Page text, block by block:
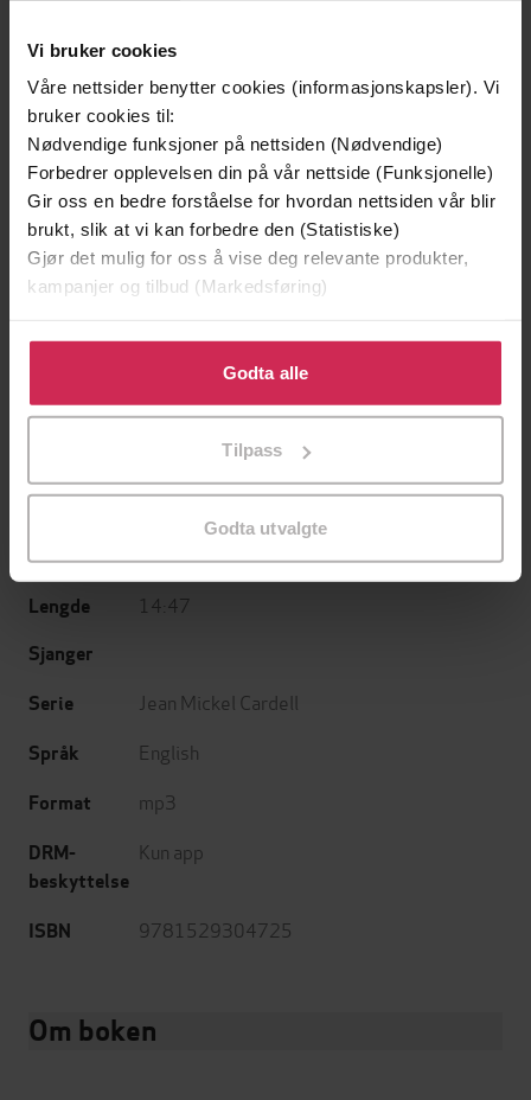
Vi bruker cookies
Våre nettsider benytter cookies (informasjonskapsler). Vi
bruker cookies til:
Nødvendige funksjoner på nettsiden (Nødvendige)
Forbedrer opplevelsen din på vår nettside (Funksjonelle)
Gir oss en bedre forståelse for hvordan nettsiden vår blir
brukt, slik at vi kan forbedre den (Statistiske)
Gjør det mulig for oss å vise deg relevante produkter,
kampanjer og tilbud (Markedsføring)
Klikk på «Godta alle» for å gi oss ditt samtykke til å
bruke cookies for alle disse formålene. Du kan også
tilpasse ditt samtykke til spesifikke formål ved å klikke
Godta alle
Tilpass
Godta utvalgte
199,-
Minnesota
Jo Nesbø
EBOK
349,-
Utskudd
Jørn Lier Horst
(oversetter),Matt Addis
Baskerville
Utgitt 23.11.2023
Lengde 14:47
Sjanger
Serie
Jean Mickel Cardell
Språk English
Format mp3
DRM-
beskyttelse
Kun app
ISBN 9781529304725
Om boken